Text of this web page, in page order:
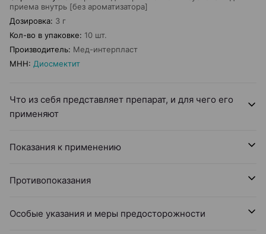
приема внутрь [без ароматизатора]
Дозировка: 3 г
Кол-во в упаковке: 10 шт.
Производитель: Мед-интерпласт
МНН: Диосмектит
Что из себя представляет препарат, и для чего его
применяют
Показания к применению
Противопоказания
Особые указания и меры предосторожности